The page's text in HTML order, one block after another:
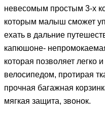
невесомым простым 3-х
которым малыш сможет
ехать в дальние
капюшоне-
которая позволяет легко
велосипедом, протирая
прочная багажная
мягкая защита, звонок.